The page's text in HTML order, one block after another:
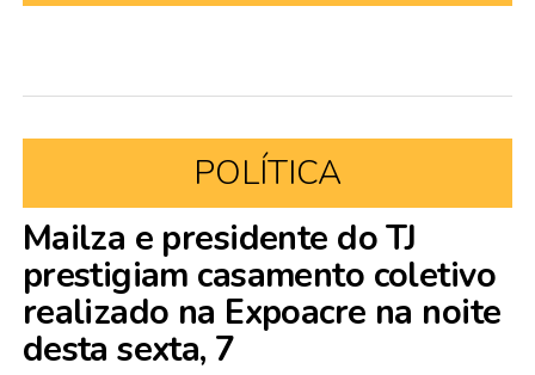
POLÍTICA
Mailza e presidente do TJ
prestigiam casamento coletivo
realizado na Expoacre na noite
desta sexta, 7